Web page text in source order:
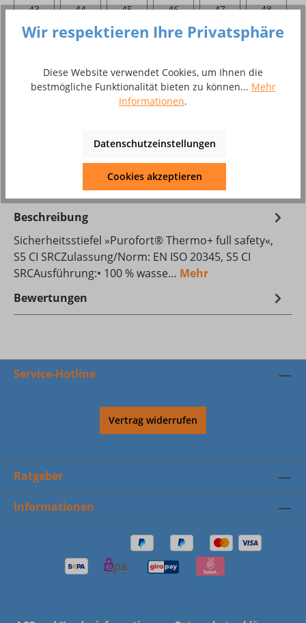
43 44 45 46 47 48
49
Produkt Anzahl: Gib den gewünschten
In den Warenkorb
Zum Merkzettel hinzufügen
Produktnummer:8010966
Beschreibung
Sicherheitsstiefel »Purofort® Thermo+ full safety«,
S5 CI SRCZulassung/Norm: EN ISO 20345, S5 CI
SRCAusführung:• 100 % wasse… Mehr
Bewertungen
Service-Hotline
Vertrag widerrufen
Ratgeber
Informationen
Wir respektieren Ihre Privatsphäre
Diese Website verwendet Cookies, um Ihnen die
bestmögliche Funktionalität bieten zu können... Mehr
Informationen.
Datenschutzeinstellungen
Cookies akzeptieren